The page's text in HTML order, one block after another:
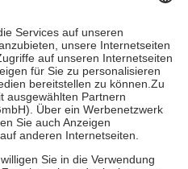
nie mehr als die tatsächlichen
auch für Online-Apotheken.
beträgt die
sowie zehn Euro je
für ihre eigene Gesundheit zu
der Familie zu unterstützen,